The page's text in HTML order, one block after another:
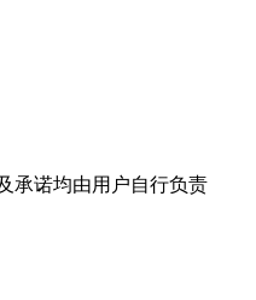
承诺均由用户自行负责